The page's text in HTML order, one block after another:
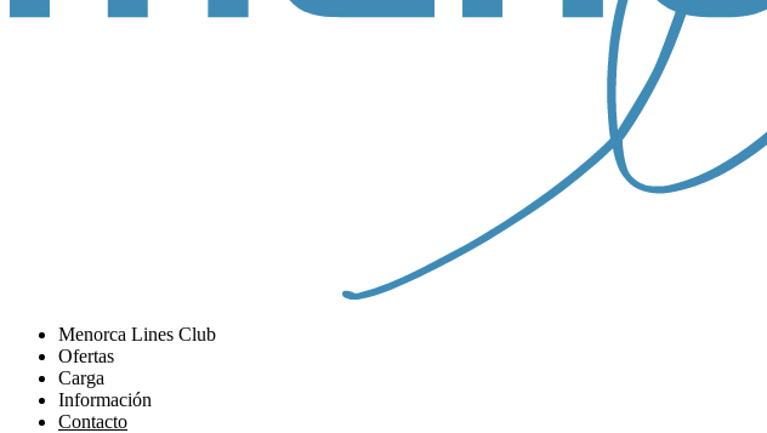
Menorca Lines Club
Ofertas
Carga
Información
Contacto